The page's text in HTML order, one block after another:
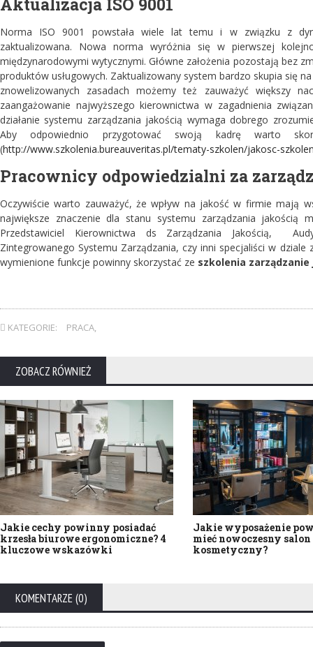
Aktualizacja ISO 9001
Norma ISO 9001 powstała wiele lat temu i w związku z
zaktualizowana. Nowa norma wyróżnia się w pierwszej
międzynarodowymi wytycznymi. Główne założenia pozostają bez
produktów usługowych. Zaktualizowany system bardzo skupia się
znowelizowanych zasadach możemy też zauważyć większy
zaangażowanie najwyższego kierownictwa w zagadnienia
działanie systemu zarządzania jakością wymaga dobrego
Aby odpowiednio przygotować swoją kadrę warto
(http://www.szkolenia.bureauveritas.pl/tematy-szkolen/jakosc-
Pracownicy odpowiedzialni za
Oczywiście warto zauważyć, że wpływ na jakość w firmie mają
największe znaczenie dla stanu systemu zarządzania
Przedstawiciel Kierownictwa ds Zarządzania Jakością,
Zintegrowanego Systemu Zarządzania, czy inni specjaliści w dziale
wymienione funkcje powinny skorzystać ze szkolenia zarządzanie
KATEGORIE: PRACA,
ZOBACZ RÓWNIEŻ
Jakie cechy powinny posiadać
krzesła biurowe ergonomiczne? 4
kluczowe wskazówki
Jakie wyposażenie
mieć nowoczesny salon
kosmetyczny?
KOMENTARZE (0)